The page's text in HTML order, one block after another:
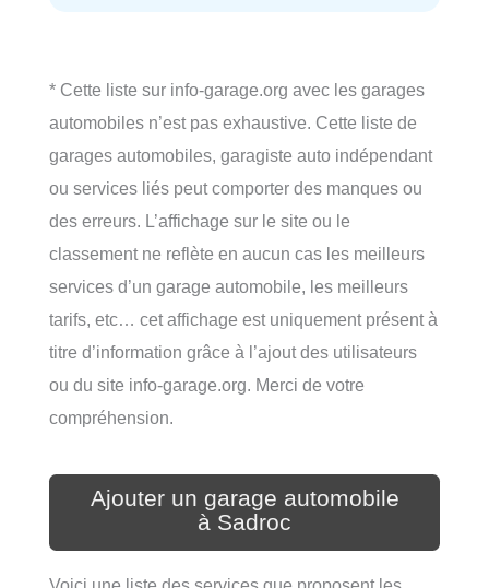
* Cette liste sur info-garage.org avec les garages
automobiles n’est pas exhaustive. Cette liste de
garages automobiles, garagiste auto indépendant
ou services liés peut comporter des manques ou
des erreurs. L’affichage sur le site ou le
classement ne reflète en aucun cas les meilleurs
services d’un garage automobile, les meilleurs
tarifs, etc… cet affichage est uniquement présent à
titre d’information grâce à l’ajout des utilisateurs
ou du site info-garage.org. Merci de votre
compréhension.
Ajouter un garage automobile
à Sadroc